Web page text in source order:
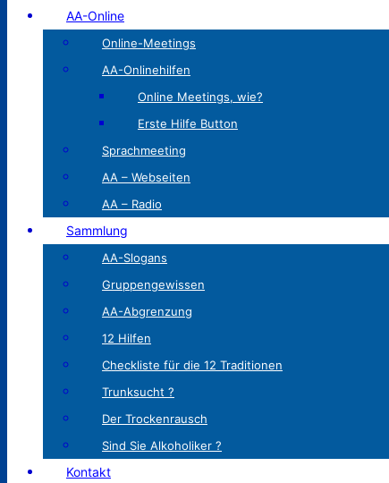
AA-Online
Online-Meetings
AA-Onlinehilfen
Online Meetings, wie?
Erste Hilfe Button
Sprachmeeting
AA – Webseiten
AA – Radio
Sammlung
AA-Slogans
Gruppengewissen
AA-Abgrenzung
12 Hilfen
Checkliste für die 12 Traditionen
Trunksucht ?
Der Trockenrausch
Sind Sie Alkoholiker ?
Kontakt